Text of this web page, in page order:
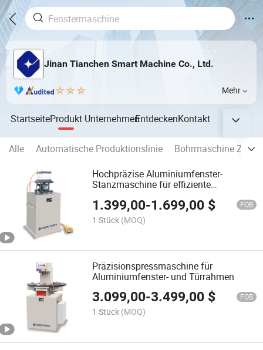
Jinan Tianchen Smart Machine Co., Ltd.
Mehr
StartseiteProdukt UnternehmenEntdeckenKontakt
Alle Automatische Produktionslinie
Bohrmaschine
Hochpräzise Aluminiumfenster-
Stanzmaschine für effiziente
1.399,00-1.699,00 $ FOB
1 Stück (MOQ)
Präzisionspressmaschine für
Aluminiumfenster- und Türrahmen
3.099,00-3.499,00 $ FOB
1 Stück (MOQ)